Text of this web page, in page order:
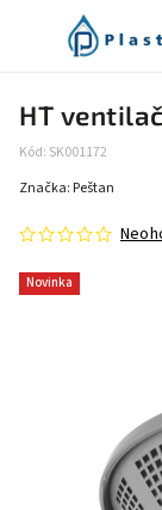
HT
Kód: SK001172
Novinka
Značka: Peštan